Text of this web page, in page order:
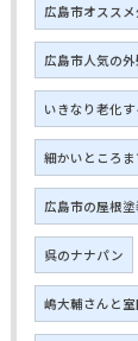
広島市オスス
広島市人気の
いきなり老化す
細かいところ
広島市の屋根
呉のナナパン
嶋大輔さんと